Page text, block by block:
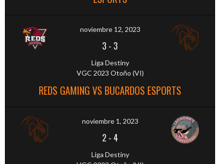
noviembre 12, 2023
3 - 3
Liga Destiny
VGC 2023 Otoño (VI)
REDS GAMING VS BUCARDOS ESPORTS
noviembre 1, 2023
2 - 4
Liga Destiny